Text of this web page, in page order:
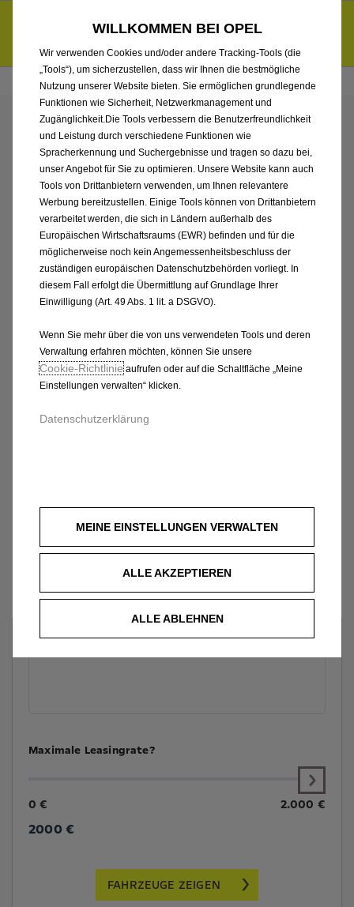
6.000 € staatliche Förderungsprämie für E-Autos und Plug-in-
Hybride. Mehr erfahren >>
ENTDECKEN SIE ALLE
ASTRA ELECTRIC VON
AMZ INGOLSTADT
GMBH
Welches Fahrzeug?
Maximale Leasingrate?
0 € 2.000 €
2000 €
FAHRZEUGE ZEIGEN
WILLKOMMEN BEI OPEL
Wir verwenden Cookies und/oder andere Tracking-Tools (die
„Tools“), um sicherzustellen, dass wir Ihnen die bestmögliche
Nutzung unserer Website bieten. Sie ermöglichen grundlegende
Funktionen wie Sicherheit, Netzwerkmanagement und
Zugänglichkeit.Die Tools verbessern die Benutzerfreundlichkeit
und Leistung durch verschiedene Funktionen wie
Spracherkennung und Suchergebnisse und tragen so dazu bei,
unser Angebot für Sie zu optimieren. Unsere Website kann auch
Tools von Drittanbietern verwenden, um Ihnen relevantere
Werbung bereitzustellen. Einige Tools können von Drittanbietern
verarbeitet werden, die sich in Ländern außerhalb des
Europäischen Wirtschaftsraums (EWR) befinden und für die
möglicherweise noch kein Angemessenheitsbeschluss der
zuständigen europäischen Datenschutzbehörden vorliegt. In
diesem Fall erfolgt die Übermittlung auf Grundlage Ihrer
Einwilligung (Art. 49 Abs. 1 lit. a DSGVO).
Wenn Sie mehr über die von uns verwendeten Tools und deren
Verwaltung erfahren möchten, können Sie unsere
Cookie‑Richtlinieaufrufen oder auf die Schaltfläche „Meine
Einstellungen verwalten“ klicken.
Datenschutzerklärung
MEINE EINSTELLUNGEN VERWALTEN
ALLE AKZEPTIEREN
ALLE ABLEHNEN